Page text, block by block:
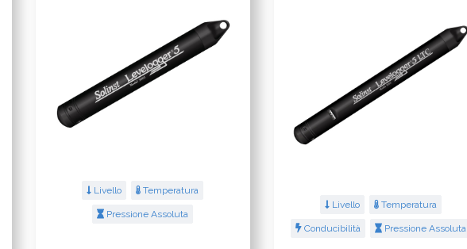
Livello Temperatura
Pressione Assoluta
Livello Temperatura
Conducibilità Pressione Assoluta